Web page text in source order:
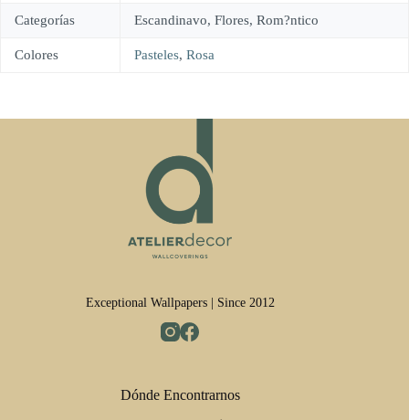
Categorías Escandinavo, Flores, Rom?ntico
Colores Pasteles, Rosa
Exceptional Wallpapers | Since 2012
Dónde Encontrarnos